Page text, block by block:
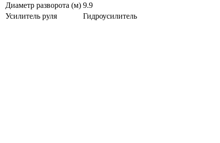
Диаметр разворота (м) 9.9
Усилитель руля
Гидроусилитель